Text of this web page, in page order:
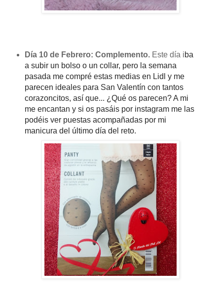
Día 10 de Febrero: Complemento. Este día iba
a subir un bolso o un collar, pero la semana
pasada me compré estas medias en Lidl y me
parecen ideales para San Valentín con tantos
corazoncitos, así que... ¿Qué os parecen? A mi
me encantan y si os pasáispor instagram me las
podéisver puestas acompañadas por mi
manicura del último día del reto.